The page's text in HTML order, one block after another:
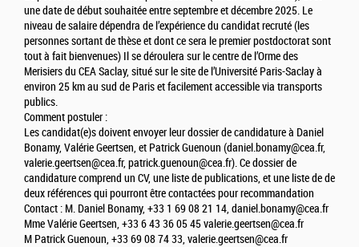
une date de début souhaitée entre septembre et décembre 2025. Le
niveau de salaire dépendra de l’expérience du candidat recruté (les
personnes sortant de thèse et dont ce sera le premier postdoctorat sont
tout à fait bienvenues) Il se déroulera sur le centre de l’Orme des
Merisiers du CEA Saclay, situé sur le site de l’Université Paris-Saclay à
environ 25 km au sud de Paris et facilement accessible via transports
publics.
Comment postuler :
Les candidat(e)s doivent envoyer leur dossier de candidature à Daniel
Bonamy, Valérie Geertsen, et Patrick Guenoun (daniel.bonamy@cea.fr,
valerie.geertsen@cea.fr, patrick.guenoun@cea.fr). Ce dossier de
candidature comprend un CV, une liste de publications, et une liste de de
deux références qui pourront être contactées pour recommandation
Contact : M. Daniel Bonamy, +33 1 69 08 21 14, daniel.bonamy@cea.fr
Mme Valérie Geertsen, +33 6 43 36 05 45 valerie.geertsen@cea.fr
M Patrick Guenoun, +33 69 08 74 33, valerie.geertsen@cea.fr